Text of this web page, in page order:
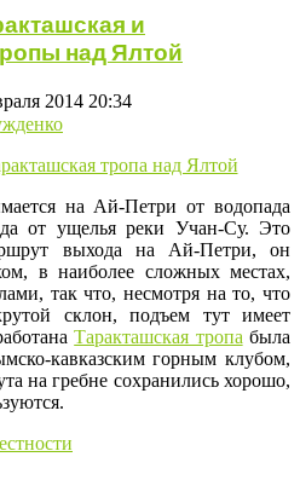
и
над Ялтой
2014 20:34
на Ай-Петри от водопада
от ущелья реки Учан-Су. Это
выхода на Ай-Петри, он
в наиболее сложных местах,
так что, несмотря на то, что
склон, подъем тут имеет
Таракташская тропа была
кавказским горным клубом,
на гребне сохранились хорошо,